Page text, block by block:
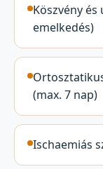
Köszvény
emelkedés)
(max. 7 nap)
Ischaemiás